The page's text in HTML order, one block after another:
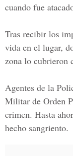
cuando fue
Tras recibir los
vida en el lugar,
zona lo cubrieron
Agentes de la
Militar de Orden
crimen. Hasta
hecho sangriento.